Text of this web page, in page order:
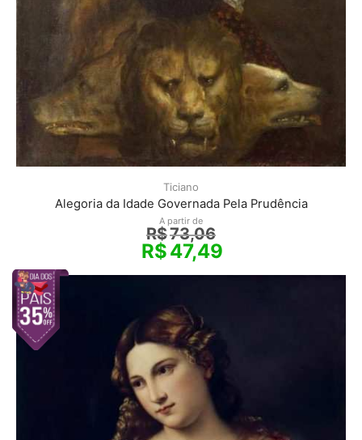
Ticiano
Alegoria da Idade Governada Pela Prudência
A partir de
R$73,06
R$47,49